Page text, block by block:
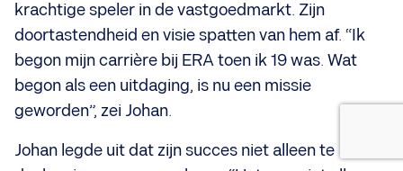
krachtige speler in de vastgoedmarkt. Zijn
doortastendheid en visie spatten van hem af. “Ik
begon mijn carrière bij ERA toen ik 19 was. Wat
begon als een uitdaging, is nu een missie
geworden”, zei Johan.
Johan legde uit dat zijn succes niet alleen te